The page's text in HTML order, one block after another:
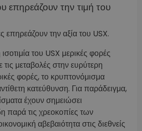
επηρεάζουν την τιμή του
επηρεάζουν την αξία του USX.
του USX μερικές φορές
τις μεταβολές στην ευρύτερη
φορές, το κρυπτονόμισμα
κατεύθυνση. Για παράδειγμα,
έχουν σημειώσει
παρά τις χρεοκοπίες των
αβεβαιότητα στις διεθνείς